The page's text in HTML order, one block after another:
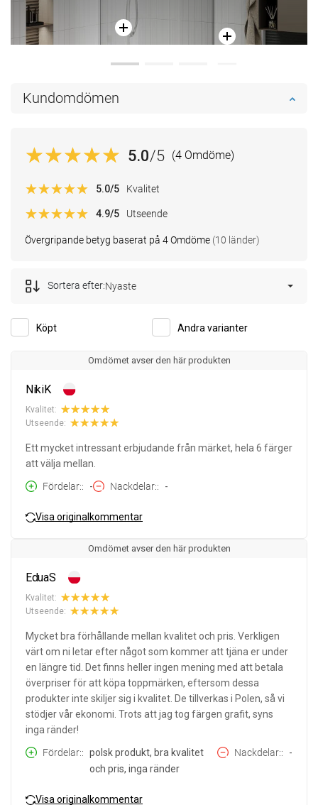
Kundomdömen
5.0/5 (4 Omdöme)
Övergripande betyg baserat på 4 Omdöme (10 länder)
5.0/5 Kvalitet
4.9/5 Utseende
Köpt Andra varianter
Sortera efter:Nyaste
Omdömet avser den här produkten
NikiK
Kvalitet:
Utseende:
Ett mycket intressant erbjudande från märket, hela 6 färger
att välja mellan.
Fördelar:
- Nackdelar: -
Visa originalkommentar
Omdömet avser den här produkten
EduaS
Kvalitet:
Utseende:
Mycket bra förhållande mellan kvalitet och pris. Verkligen
värt om ni letar efter något som kommer att tjäna er under
en längre tid. Det finns heller ingen mening med att betala
överpriser för att köpa toppmärken, eftersom dessa
produkter inte skiljer sig i kvalitet. De tillverkas i Polen, så vi
stödjer vår ekonomi. Trots att jag tog färgen grafit, syns
inga ränder!
Fördelar:
polsk produkt, bra kvalitet
och pris, inga ränder
Nackdelar: -
Visa originalkommentar